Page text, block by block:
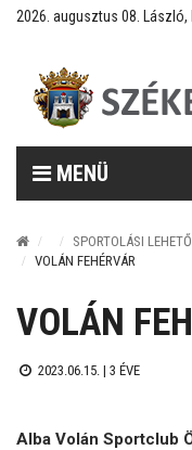
2026. augusztus 08.
MENÜ
SPORTOLÁSI
VOLÁN FEHÉRVÁR
VOLÁN
2023.06.15. | 3 ÉVE
Alba Volán Sportclub